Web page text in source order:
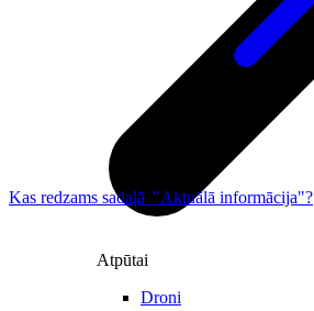
Atpūtai
Droni
Kas redzams sadaļā "Aktuālā informācija"?